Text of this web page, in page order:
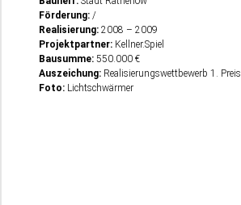
Förde­rung: /
Reali­sie­rung: 2008 – 2009
Projekt­part­ner: Kellner.Spiel
Bausum­me: 550.000 €
Auszei­chung: Reali­sie­rungs­wett­be­werb 1. Preis
Foto: Lichtschwärmer